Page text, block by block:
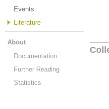
Events
Literature
About
Documentation
Further Reading
Statistics